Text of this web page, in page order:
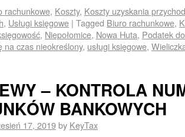
rachunkowe, Koszty, Koszty uzyskania
, Usługi księgowe | Tagged Biuro rachunkowe,
, Niepołomice, Nowa Huta, Podatek
na czas nieokreślony, usługi księgowe,
– KONTROLA
BANKOWYCH
17, 2019by KeyTax